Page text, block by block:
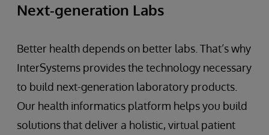
Next-generation Labs
Better health depends on better labs. That’s why
InterSystems provides the technology necessary
to build next-generation laboratory products.
Our health informatics platform helps you build
solutions that deliver a holistic, virtual patient